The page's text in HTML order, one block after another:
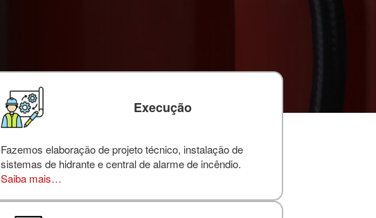
Execução
Fazemos elaboração de projeto técnico, instalação de
sistemas de hidrante e central de alarme de incêndio.
Saiba mais…